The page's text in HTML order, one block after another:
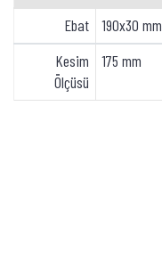
Ebat
190x30 mm
Kesim
Ölçüsü
175 mm